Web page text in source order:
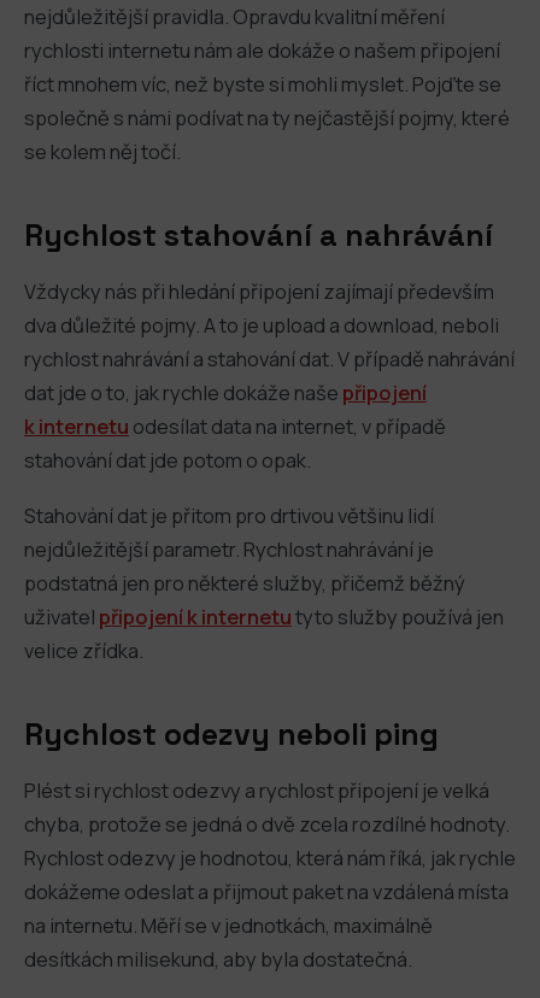
nejdůležitější pravidla. Opravdu kvalitní měření
rychlosti internetu nám ale dokáže o našem připojení
říct mnohem víc, než byste si mohli myslet. Pojďte se
společně s námi podívat na ty nejčastější pojmy, které
se kolem něj točí.
Rychlost stahování a nahrávání
Vždycky nás při hledání připojení zajímají především
dva důležité pojmy. A to je upload a download, neboli
rychlost nahrávání a stahování dat. V případě nahrávání
dat jde o to, jak rychle dokáže naše připojení
k internetu odesílat data na internet, v případě
stahování dat jde potom o opak.
Stahování dat je přitom pro drtivou většinu lidí
nejdůležitější parametr. Rychlost nahrávání je
podstatná jen pro některé služby, přičemž běžný
uživatel připojení k internetutyto služby používá jen
velice zřídka.
Rychlost odezvy neboli ping
Plést si rychlost odezvy a rychlost připojení je velká
chyba, protože se jedná o dvě zcela rozdílné hodnoty.
Rychlost odezvy je hodnotou, která nám říká, jak rychle
dokážeme odeslat a přijmout paket na vzdálená místa
na internetu. Měří se v jednotkách, maximálně
desítkách milisekund, aby byla dostatečná.